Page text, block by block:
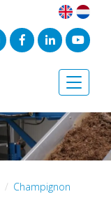
Toggle
Champignon